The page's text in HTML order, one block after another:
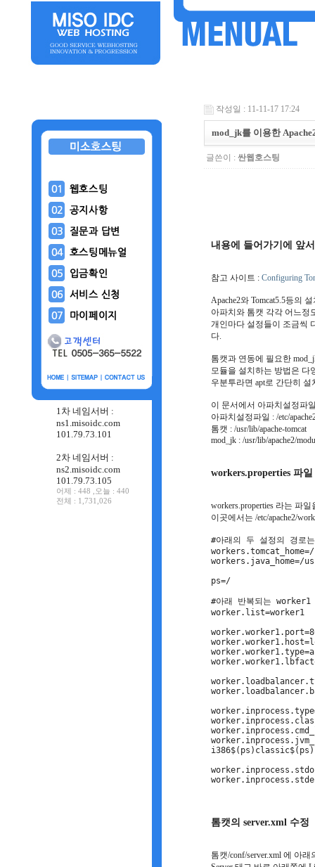
1차 네임서버 :
ns1.misoidc.com
101.79.73.101
2차 네임서버 :
ns2.misoidc.com
101.79.73.105
어제 : 448 ,오늘 : 440
전체 : 1,731,026
작성일 : 11-11-17 17:24
mod_jk를 이용한
글쓴이 : 싼웹호스팅
내용에 들어가기에 앞서
참고 사이트 : Configuring
Apache2와 Tomcat5.5등의
아파치와 톰캣 각각 어느정
개인마다 설정들이 조금씩
다.
톰캣과 연동에 필요한
모듈을 설치하는 방법은 다
우분투라면 apt로 간단히
이 문서에서 아파치설정파
아파치설정파일 : /etc/
톰캣 : /usr/lib/apache-tomcat
mod_jk : /usr/lib/apache2/
workers.properties 파
workers.properties 라는 파
이곳에서는 /etc/apache2/
#아래의 두 설정의 경로
ps=/
#아래 반복되는 worker1
worker.list=worker1
톰캣의 server.xml 수정
톰캣/conf/server.xml 에 아